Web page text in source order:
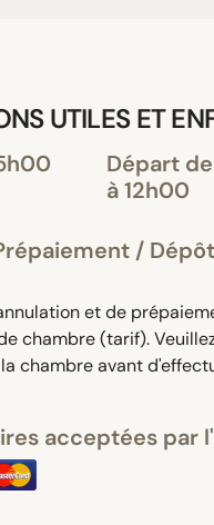
UTILES ET
Départ
à 12h00
/
et de
chambre (tarif).
chambre avant
acceptées par